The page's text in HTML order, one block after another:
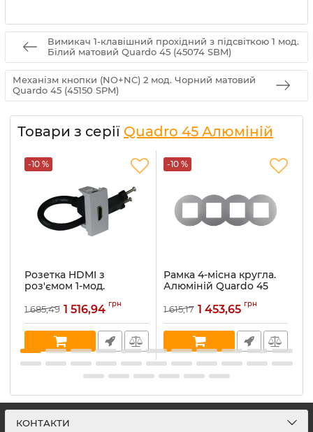
Вимикач 1-клавішний прохідний з підсвіткою 1 мод.
Білий матовий Quardo 45 (45074 SBM)
Механізм кнопки (NO+NC) 2 мод. Чорний матовий
Quardo 45 (45150 SPM)
Товари з серії Quadro 45 Алюміній
-10 %
Розетка HDMI з
роз'ємом 1-мод.
(45435 SAL)
Артикул:45435 SAL
В наявності:
1 685,49 1 516,94 грн
-10 %
Рамка 4-місна кругла.
Алюміній Quardo 45
Артикул:
43940 TAL
В наявності:17
1 615,17 1 453,65 грн
КОНТАКТИ